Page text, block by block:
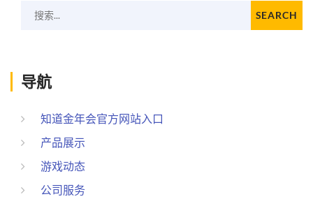
搜索... SEARCH
导航
知道金年会官方网站入口
产品展示
游戏动态
公司服务